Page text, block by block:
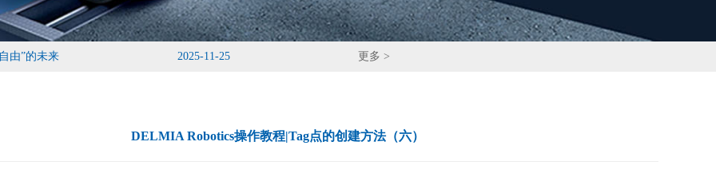
更多 >
由”的未来 2025-11-25
DELMIA Robotics操作教程|Tag点的创建方法（六）